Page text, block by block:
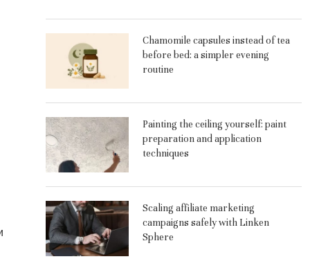
Chamomile capsules instead of tea
before bed: a simpler evening
routine
Painting the ceiling yourself: paint
preparation and application
techniques
Scaling affiliate marketing
campaigns safely with Linken
Sphere